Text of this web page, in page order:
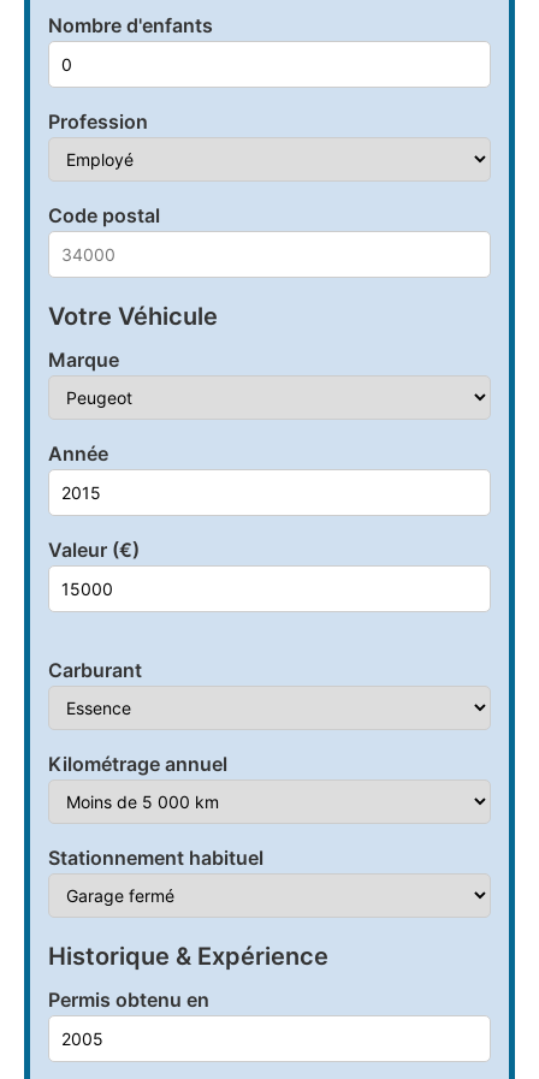
Nombre d'enfants
Profession
Code postal
Votre Véhicule
Marque
Année
Valeur (€)
Carburant
Kilométrage annuel
Stationnement habituel
Historique & Expérience
Permis obtenu en